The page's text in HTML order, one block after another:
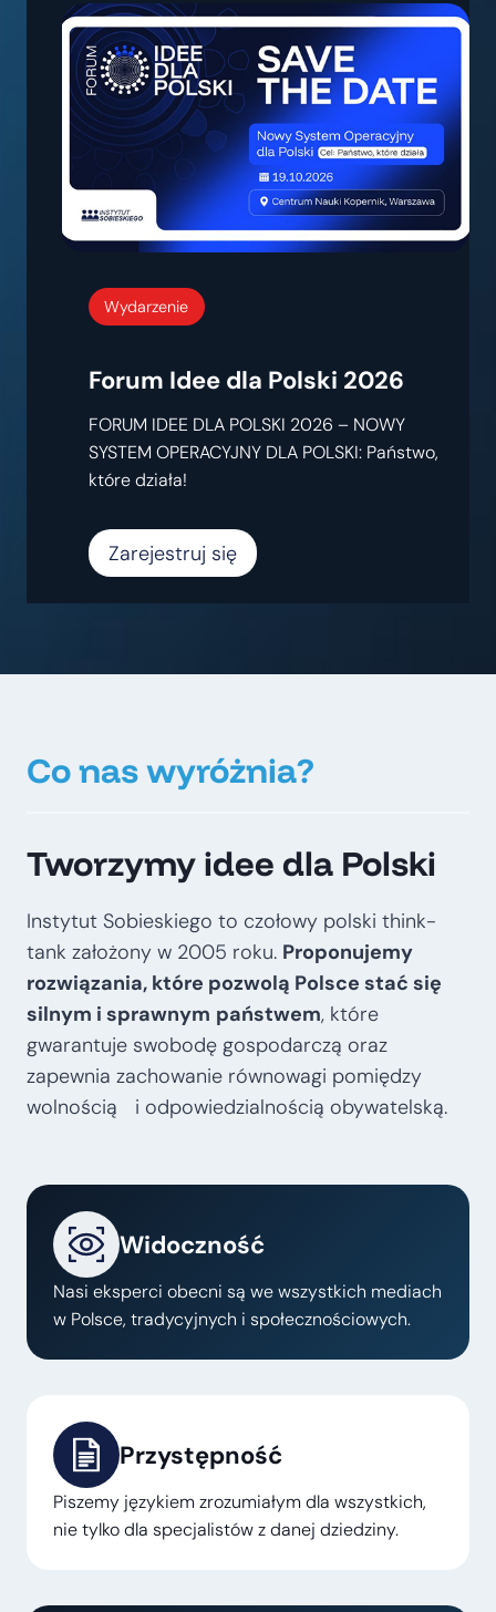
Wydarzenie
Forum Idee dla Polski 2026
FORUM IDEE DLA POLSKI 2026 – NOWY
SYSTEM OPERACYJNY DLA POLSKI: Państwo,
które działa!
Zarejestruj się
Co nas wyróżnia?
Tworzymy idee dla Polski
Instytut Sobieskiego to czołowy polski think-
tank założony w 2005 roku. Proponujemy
rozwiązania, które pozwolą Polsce stać się
silnym i sprawnym państwem, które
gwarantuje swobodę gospodarczą oraz
zapewnia zachowanie równowagi pomiędzy
wolnością i odpowiedzialnością obywatelską.
Widoczność
Nasi eksperci obecni są we wszystkich mediach
w Polsce, tradycyjnych i społecznościowych.
Przystępność
Piszemy językiem zrozumiałym dla wszystkich,
nie tylko dla specjalistów z danej dziedziny.